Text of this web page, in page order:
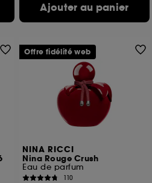
Ajouter au panier
NINA RICCI
Nina Rouge Crush
Eau de parfum
110
Offre fidélité web